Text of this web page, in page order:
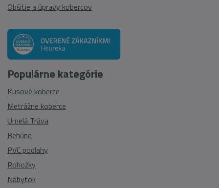
Obšitie a úpravy kobercov
Populárne kategórie
Kusové koberce
Metrážne koberce
Umelá Tráva
Behúne
PVC podlahy
Rohožky
Nábytok